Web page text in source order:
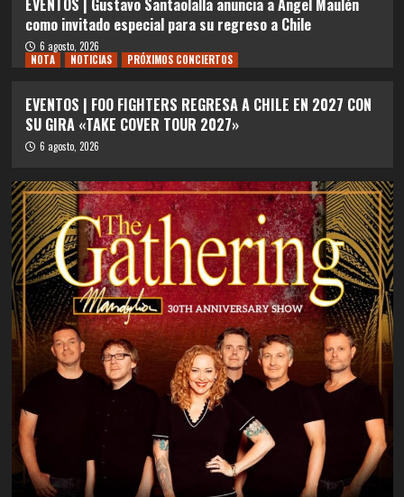
como invitado especial para su regreso a Chile
6 agosto, 2026
NOTA
NOTICIAS PRÓXIMOS CONCIERTOS
EVENTOS | FOO FIGHTERS REGRESA A CHILE EN 2027 CON
SU GIRA «TAKE COVER TOUR 2027»
6 agosto, 2026